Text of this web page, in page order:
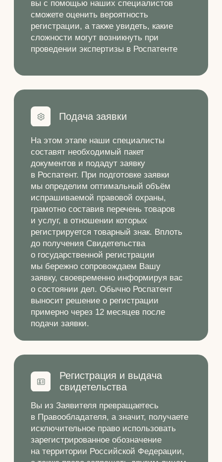
в Правообладателя, а значит, получаете
исключительное право использовать
зарегистрированное обозначение
на территории Российской Федерации,
а также право запрещать другим лицам
использовать тождественное или
сходное до степени смешения
обозначение в отношении однородных
товаров и услуг.
мы бережно сопровождаем Вашу
заявку, своевременно информируя вас
о состоянии дел. Обычно Роспатент
выносит решение о регистрации
примерно через 12 месяцев после
свидетельства
FAQ